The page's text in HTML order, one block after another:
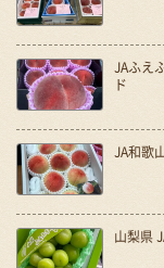
JAふえ
ド
JA和歌
山梨県